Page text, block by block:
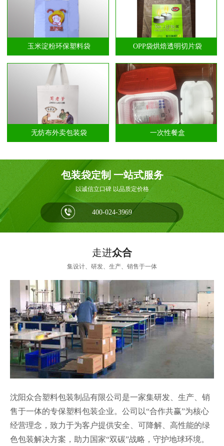
玉米淀粉环保塑料袋 OPP袋烘焙透明切片袋
无纺布外卖包装袋 一次性餐盒
包装袋定制 一站式服务
以诚信立口碑 以品质定价格
400-024-3969
走进众合
集设计、研发、生产、销售于一体
沈阳众合塑料包装制品有限公司是一家集研发、生产、销
售于一体的专保塑料包装企业。公司以“合作共赢”为核心
经营理念，致力于为客户提供安全、可降解、高性能的绿
色包装解决方案，助力国家“双碳”战略，守护地球环境。